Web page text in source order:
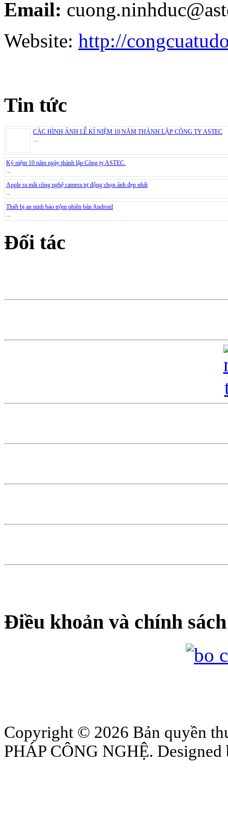
Email:
Website: http://
Tin tức
CÁC HÌNH ẢNH LỄ KỈ NIỆM 10 NĂM THÀNH LẬP CÔNG TY ASTEC
...
Kỷ niệm 10 năm ngày thành lập Công ty ASTEC.
...
Apple ra mắt công nghệ camera tự động chọn ảnh đẹp nhất
...
Thiết bị an ninh báo trộm phiên bản Android
...
Đối tác
Điều khoản và chính sách
Copyright © 2026 Bản quyền
PHÁP CÔNG NGHỆ.